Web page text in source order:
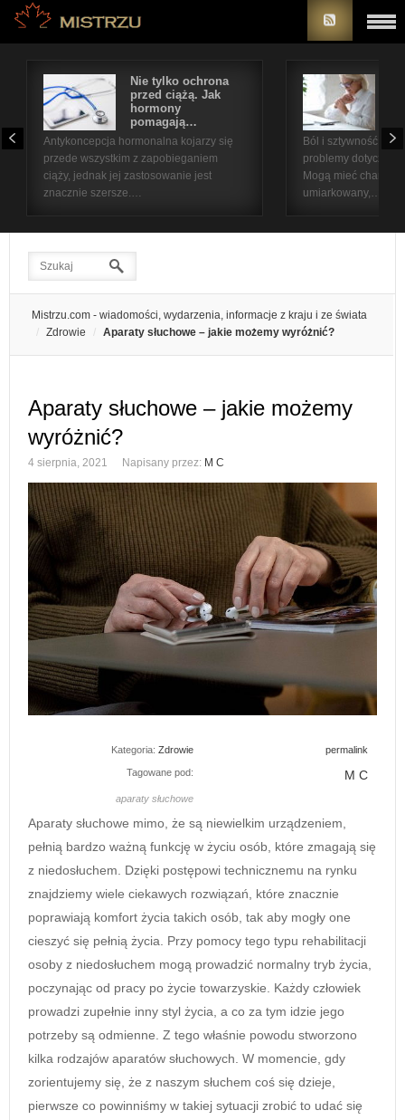
Nie tylko ochrona
przed ciążą. Jak
hormony
pomagają…
Antykoncepcja hormonalna kojarzy się
przede wszystkim z zapobieganiem
ciąży, jednak jej zastosowanie jest
znacznie szersze.…
Ból i sztywność
problemy
Mogą mieć
umiarkowany,…
Mistrzu.com - wiadomości, wydarzenia, informacje z kraju i ze świata
Zdrowie
Aparaty słuchowe – jakie możemy wyróżnić?
Aparaty słuchowe – jakie możemy
wyróżnić?
4 sierpnia, 2021 Napisany przez: M C
Kategoria: Zdrowie permalink
Tagowane pod:
aparaty słuchowe
M C
Aparaty słuchowe mimo, że są niewielkim urządzeniem,
pełnią bardzo ważną funkcję w życiu osób, które zmagają się
z niedosłuchem. Dzięki postępowi technicznemu na rynku
znajdziemy wiele ciekawych rozwiązań, które znacznie
poprawiają komfort życia takich osób, tak aby mogły one
cieszyć się pełnią życia. Przy pomocy tego typu rehabilitacji
osoby z niedosłuchem mogą prowadzić normalny tryb życia,
poczynając od pracy po życie towarzyskie. Każdy człowiek
prowadzi zupełnie inny styl życia, a co za tym idzie jego
potrzeby są odmienne. Z tego właśnie powodu stworzono
kilka rodzajów aparatów słuchowych. W momencie, gdy
zorientujemy się, że z naszym słuchem coś się dzieje,
pierwsze co powinniśmy w takiej sytuacji zrobić to udać się